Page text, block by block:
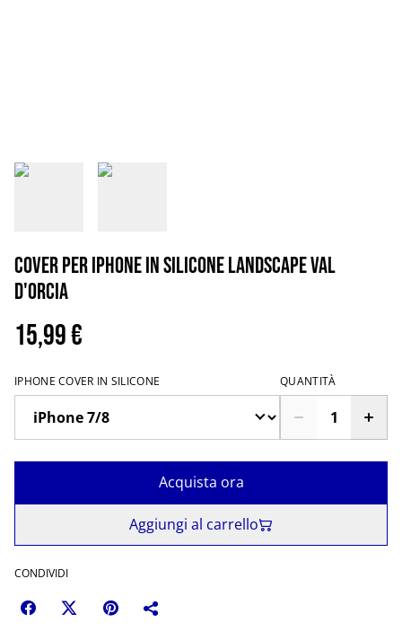
Cover per iPhone in silicone landscape Val
D'Orcia
15,99 €
IPHONE COVER IN SILICONE QUANTITÀ
Acquista ora
Aggiungi al carrello
CONDIVIDI